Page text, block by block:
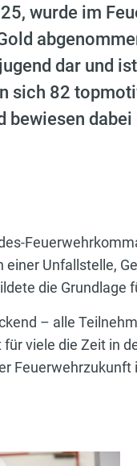
wurde im
dar und
sich 82
bewiesen
Unfallstelle,
die Grundlage
– alle
viele die Zeit in
Feuerwehrzukunft